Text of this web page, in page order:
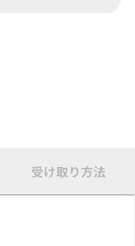
受け取り方法